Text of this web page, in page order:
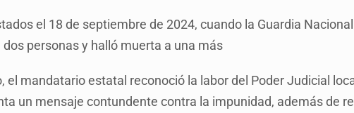
el 18 de septiembre de 2024, cuando la Guardia
personas y halló muerta a una más
el mandatario estatal reconoció la labor del Poder Judicial
un mensaje contundente contra la impunidad, además de